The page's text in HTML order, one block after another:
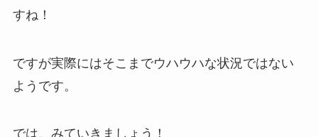
すね！
ですが実際にはそこまでウハウハな状況ではない
ようです。
では、みていきましょう！